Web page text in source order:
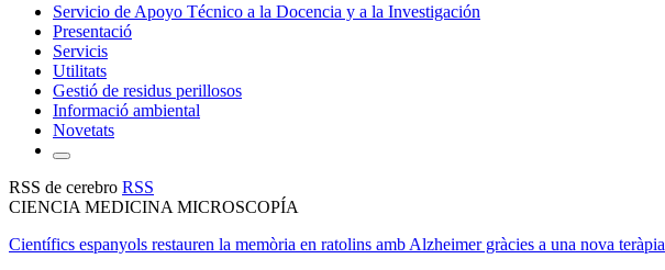
Servicio de Apoyo Técnico a la Docencia y a la Investigación
Presentació
Servicis
Utilitats
Gestió de residus perillosos
Informació ambiental
Novetats
RSS de cerebro RSS
CIENCIA MEDICINA MICROSCOPÍA
Científics espanyols restauren la memòria en ratolins amb Alzheimer gràcies a una nova teràpia